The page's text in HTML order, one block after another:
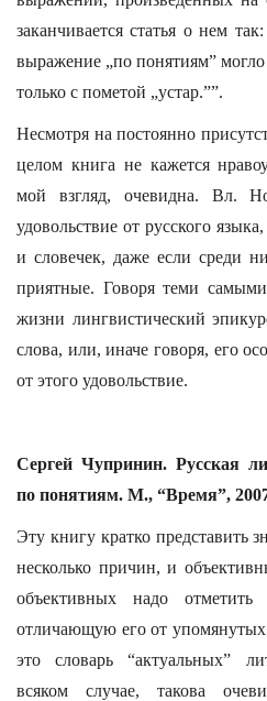
заканчивается статья о нем
выражение „по понятиям”
только с пометой „устар.””.
Несмотря на постоянно
целом книга не кажется
мой взгляд, очевидна. Вл.
удовольствие от русского
и словечек, даже если среди
приятные. Говоря теми
жизни лингвистический
слова, или, иначе говоря, его
от этого удовольствие.
Сергей Чупринин. Русская
по понятиям. М., “Время”,
Эту книгу кратко представить
несколько причин, и
объективных надо отметить
отличающую его от
это словарь “актуальных”
всяком случае, такова